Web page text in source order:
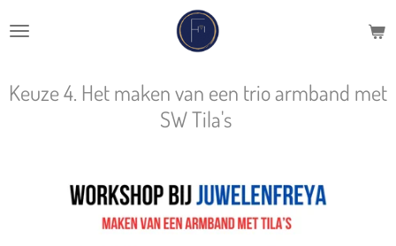
direct
de
hoofdinhoud
Keuze 4. Het maken van een trio armband met
SW Tila's